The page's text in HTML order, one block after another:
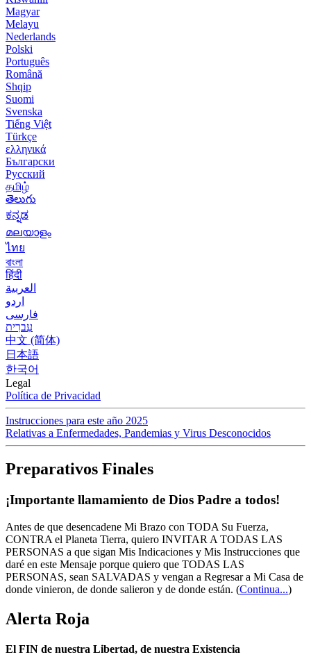
Magyar
Melayu
Nederlands
Polski
Português
Română
Shqip
Suomi
Svenska
Tiếng Việt
Türkçe
ελληνικά
Български
Русский
தமிழ்
తెలుగు
ಕನ್ನಡ
മലയാളം
ไทย
বাংলা
हिंदी
العربية
اردو
فارسی
עִברִית
中文 (简体)
日本語
한국어
Legal
Política de Privacidad
Instrucciones para este año 2025
Relativas a Enfermedades, Pandemias y Virus Desconocidos
Preparativos Finales
¡Importante llamamiento de Dios Padre a todos!
Antes de que desencadene Mi Brazo con TODA Su Fuerza,
CONTRA el Planeta Tierra, quiero INVITAR A TODAS LAS
PERSONAS a que sigan Mis Indicaciones y Mis Instrucciones que
daré en este Mensaje porque quiero que TODAS LAS
PERSONAS, sean SALVADAS y vengan a Regresar a Mi Casa de
donde vinieron, de donde salieron y de donde están. (Continua...)
Alerta Roja
El FIN de nuestra Libertad, de nuestra Existencia